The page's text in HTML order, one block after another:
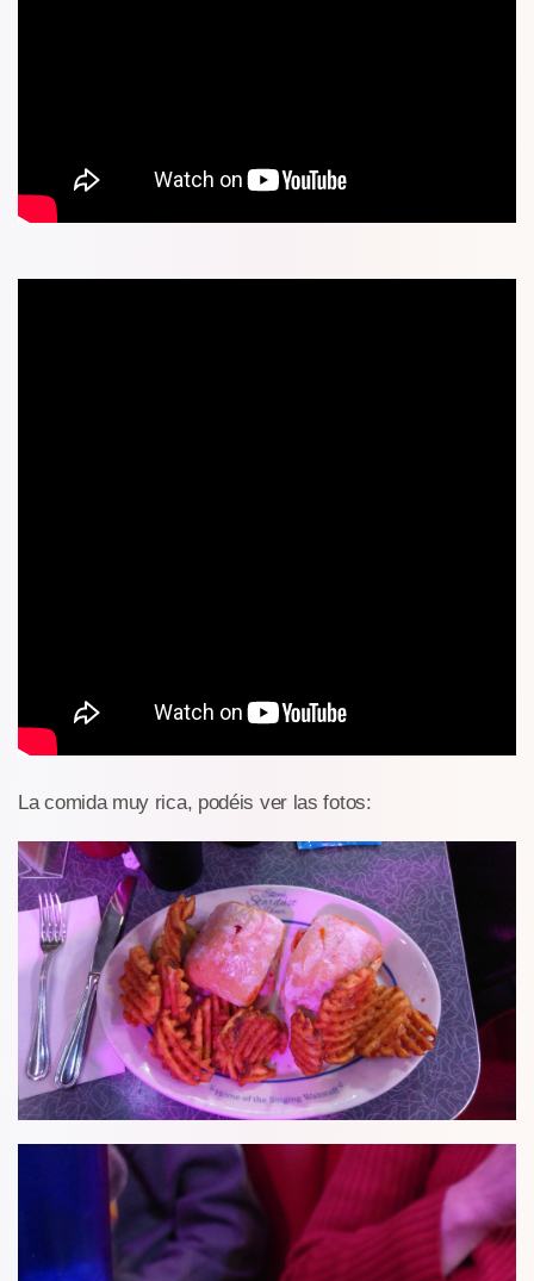
La comida muy rica, podéis ver las fotos: